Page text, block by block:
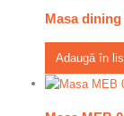
Masa dining
Adaugă în